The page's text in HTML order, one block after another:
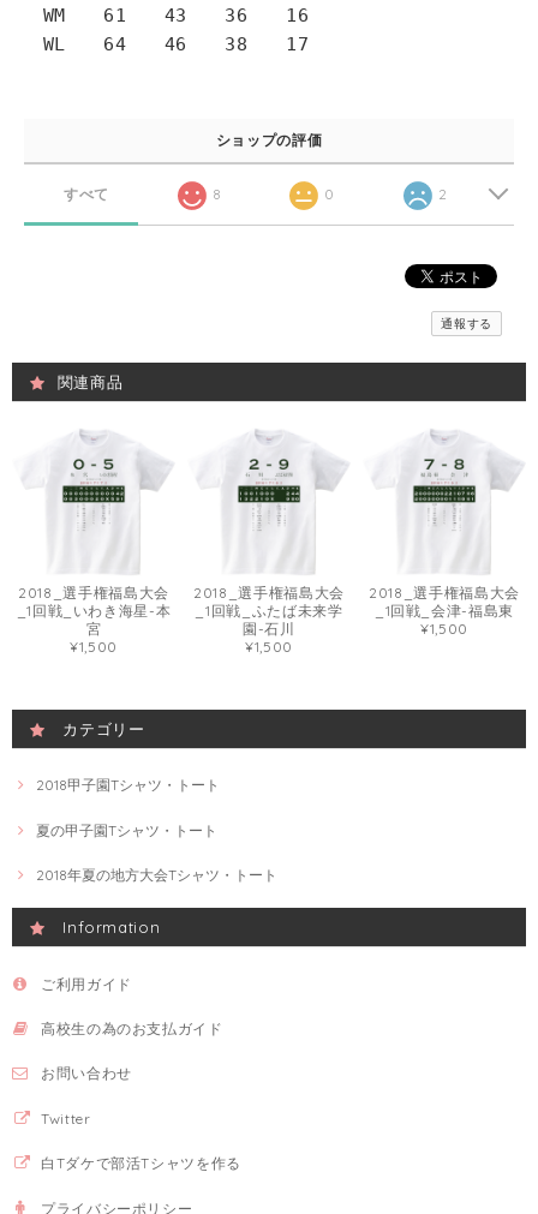
WM 61 43 36 16
WL 64 46 38 17
ショップの評価
すべて 8 0 2
通報する
関連商品
2018_選手権福島大会
_1回戦_いわき海星-本
宮
¥1,500
2018_選手権福島大会
_1回戦_ふたば未来学
園-石川
¥1,500
2018_選手権福島大会
_1回戦_会津-福島東
¥1,500
カテゴリー
2018甲子園Tシャツ・トート
夏の甲子園Tシャツ・トート
2018年夏の地方大会Tシャツ・トート
Information
ご利用ガイド
高校生の為のお支払ガイド
お問い合わせ
Twitter
白Tダケで部活Tシャツを作る
プライバシーポリシー